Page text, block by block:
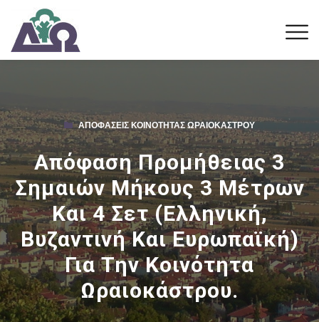
ΑΠΟΦΆΣΕΙΣ ΚΟΙΝΌΤΗΤΑΣ ΩΡΑΙΟΚΆΣΤΡΟΥ
Απόφαση Προμήθειας 3
Σημαιών Μήκους 3 Μέτρων
Και 4 Σετ (Ελληνική,
Βυζαντινή Και Ευρωπαϊκή)
Για Την Κοινότητα
Ωραιοκάστρου.